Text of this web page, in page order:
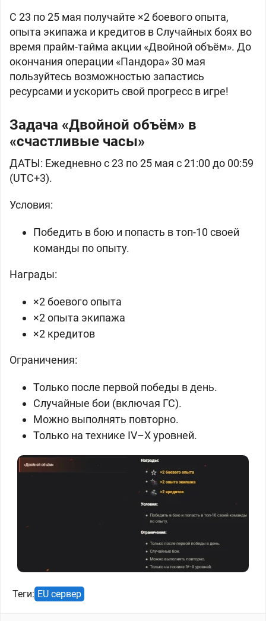
С 23 по 25 мая получайте ×2 боевого опыта,
опыта экипажа и кредитов в Случайных боях во
время прайм-тайма акции «Двойной объём». До
окончания операции «Пандора» 30 мая
пользуйтесь возможностью запастись
ресурсами и ускорить свой прогресс в игре!
Задача «Двойной объём» в
«счастливые часы»
ДАТЫ: Ежедневно с 23 по 25 мая с 21:00 до 00:59
(UTC+3).
Условия:
Победить в бою и попасть в топ-10 своей
команды по опыту.
Награды:
×2 боевого опыта
×2 опыта экипажа
×2 кредитов
Ограничения:
Только после первой победы в день.
Случайные бои (включая ГС).
Можно выполнять повторно.
Только на технике IV–X уровней.
Теги: EU сервер